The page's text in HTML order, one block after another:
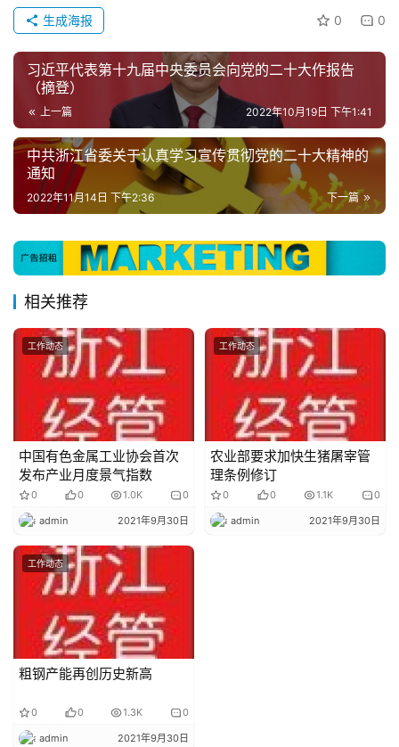
0 0
生成海报
习近平代表第十九届中央委员会向党的二十大作报告
（摘登）
上一篇 2022年10月19日 下午1:41
中共浙江省委关于认真学习宣传贯彻党的二十大精神的
通知
下一篇
2022年11月14日 下午2:36
相关推荐
工作动态
中国有色金属工业协会首次
发布产业月度景气指数
0 0 1.0K 0
admin 2021年9月30日
工作动态
农业部要求加快生猪屠宰管
理条例修订
0 0 1.1K 0
admin 2021年9月30日
工作动态
粗钢产能再创历史新高
0 0 1.3K 0
admin 2021年9月30日